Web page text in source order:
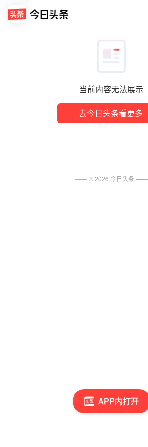
当前内容无法展示
去今日头条看更多
APP内打开
—— ©2026 今日头条 ——